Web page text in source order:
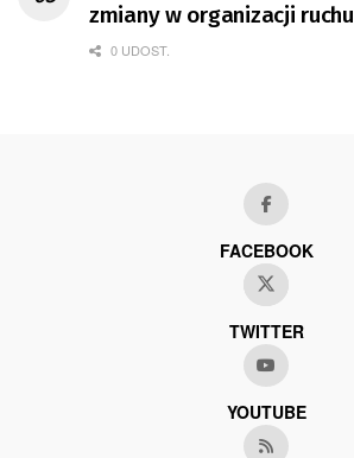
zmiany w organizacji ruchu
0 UDOST.
FACEBOOK
TWITTER
YOUTUBE